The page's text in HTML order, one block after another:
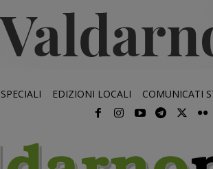
SPECIALI EDIZIONI LOCALI COMUNICATI